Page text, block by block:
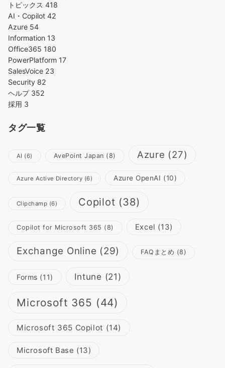
トピックス 418
AI・Copilot 42
Azure 54
Information 13
Office365 180
PowerPlatform 17
SalesVoice 23
Security 82
ヘルプ 352
採用 3
タグ一覧
AI (6) AvePoint Japan (8) Azure (27)
Azure Active Directory (6) Azure OpenAI (10)
Clipchamp (6) Copilot (38)
Copilot for Microsoft 365 (8) Excel (13)
Exchange Online (29) FAQまとめ (8)
Forms (11) Intune (21)
Microsoft 365 (44)
Microsoft 365 Copilot (14)
Microsoft Base (13)